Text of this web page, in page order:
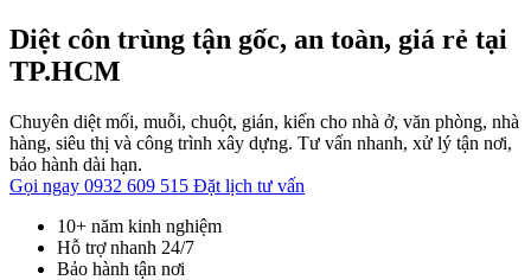
Diệt côn trùng tận gốc, an toàn, giá rẻ tại
TP.HCM
Chuyên diệt mối, muỗi, chuột, gián, kiến cho nhà ở, văn phòng, nhà
hàng, siêu thị và công trình xây dựng. Tư vấn nhanh, xử lý tận nơi,
bảo hành dài hạn.
Gọi ngay 0932 609 515 Đặt lịch tư vấn
10+ năm kinh nghiệm
Hỗ trợ nhanh 24/7
Bảo hành tận nơi